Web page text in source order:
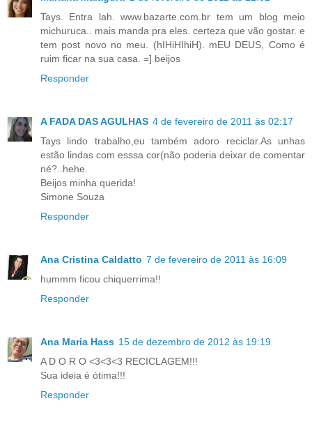
Tays. Entra lah. www.bazarte.com.br tem um blog meio
michuruca.. mais manda pra eles. certeza que vão gostar. e
tem post novo no meu. (hIHiHIhiH). mEU DEUS, Como é
ruim ficar na sua casa. =] beijos
Responder
A FADA DAS AGULHAS 4 de fevereiro de 2011 às 02:17
Tays lindo trabalho,eu também adoro reciclar.As unhas
estão lindas com esssa cor(não poderia deixar de comentar
né?..hehe.
Beijos minha querida!
Simone Souza
Responder
Ana Cristina Caldatto 7 de fevereiro de 2011 às 16:09
hummm ficou chiquerrima!!
Responder
Ana Maria Hass 15 de dezembro de 2012 às 19:19
A D O R O <3<3<3 RECICLAGEM!!!
Sua ideia é ótima!!!
Responder